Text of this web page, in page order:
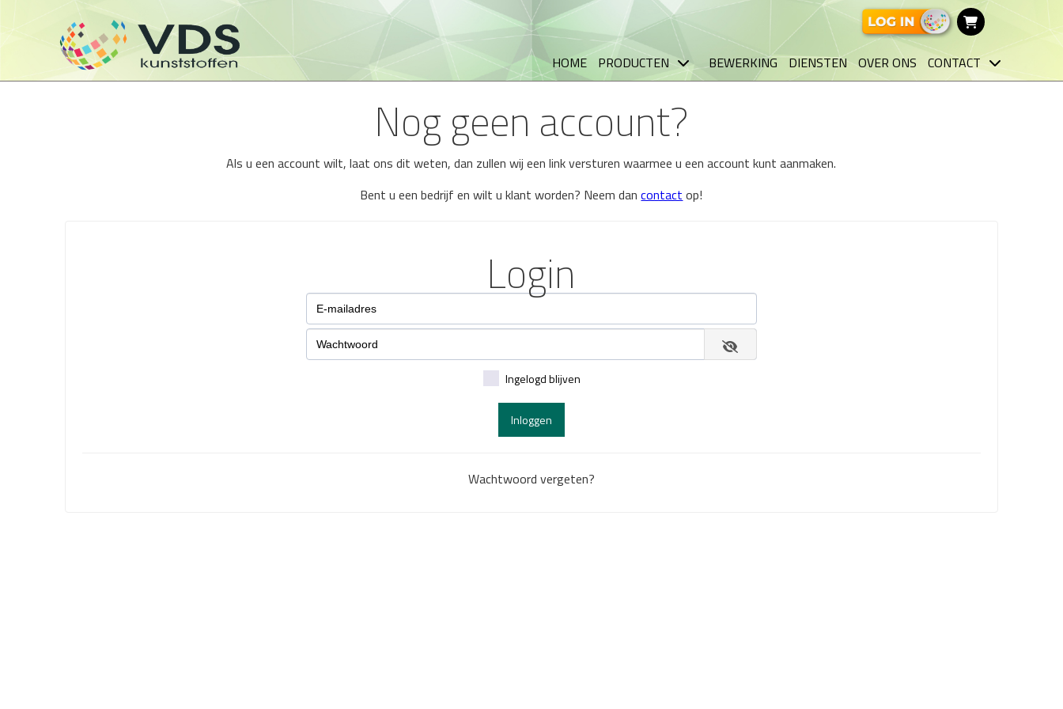
HOME PRODUCTEN BEWERKING DIENSTEN OVER ONS CONTACT
Nog geen account?
Als u een account wilt, laat ons dit weten, dan zullen wij een link versturen waarmee u een account kunt aanmaken.
Bent u een bedrijf en wilt u klant worden? Neem dancontact op!
Login
Ingelogd blijven
Inloggen
Wachtwoord vergeten?